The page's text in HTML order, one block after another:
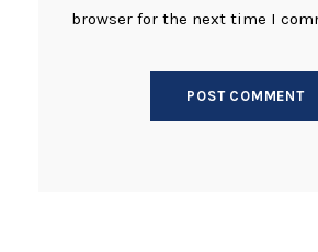
browser for the next time I